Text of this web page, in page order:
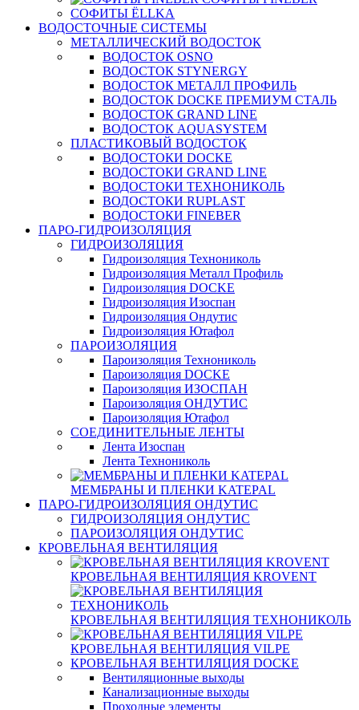
СОФИТЫ ЁLLKA
ВОДОСТОЧНЫЕ СИСТЕМЫ
МЕТАЛЛИЧЕСКИЙ ВОДОСТОК
ВОДОСТОК OSNO
ВОДОСТОК STYNERGY
ВОДОСТОК МЕТАЛЛ ПРОФИЛЬ
ВОДОСТОК DOCKE ПРЕМИУМ СТАЛЬ
ВОДОСТОК GRAND LINE
ВОДОСТОК AQUASYSTEM
ПЛАСТИКОВЫЙ ВОДОСТОК
ВОДОСТОКИ DOCKE
ВОДОСТОКИ GRAND LINE
ВОДОСТОКИ ТЕХНОНИКОЛЬ
ВОДОСТОКИ RUPLAST
ВОДОСТОКИ FINEBER
ПАРО-ГИДРОИЗОЛЯЦИЯ
ГИДРОИЗОЛЯЦИЯ
Гидроизоляция Технониколь
Гидроизоляция Металл Профиль
Гидроизоляция DOCKE
Гидроизоляция Изоспан
Гидроизоляция Ондутис
Гидроизоляция Ютафол
ПАРОИЗОЛЯЦИЯ
Пароизоляция Технониколь
Пароизоляция DOCKE
Пароизоляция ИЗОСПАН
Пароизоляция ОНДУТИС
Пароизоляция Ютафол
СОЕДИНИТЕЛЬНЫЕ ЛЕНТЫ
Лента Изоспан
Лента Технониколь
МЕМБРАНЫ И ПЛЕНКИ KATEPAL
ПАРО-ГИДРОИЗОЛЯЦИЯ ОНДУТИС
ГИДРОИЗОЛЯЦИЯ ОНДУТИС
ПАРОИЗОЛЯЦИЯ ОНДУТИС
КРОВЕЛЬНАЯ ВЕНТИЛЯЦИЯ
КРОВЕЛЬНАЯ ВЕНТИЛЯЦИЯ KROVENT
КРОВЕЛЬНАЯ ВЕНТИЛЯЦИЯ ТЕХНОНИКОЛЬ
КРОВЕЛЬНАЯ ВЕНТИЛЯЦИЯ VILPE
КРОВЕЛЬНАЯ ВЕНТИЛЯЦИЯ DOCKE
Вентиляционные выходы
Канализационные выходы
Проходные элементы